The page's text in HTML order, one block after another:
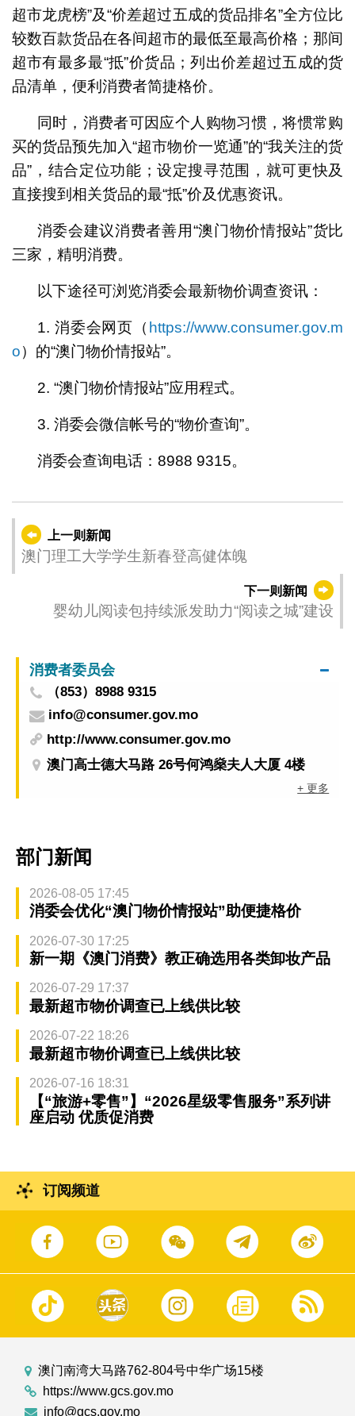
超市龙虎榜”及“价差超过五成的货品排名”全方位比
较数百款货品在各间超市的最低至最高价格；那间
超市有最多最“抵”价货品；列出价差超过五成的货
品清单，便利消费者简捷格价。
同时，消费者可因应个人购物习惯，将惯常购
买的货品预先加入“超市物价一览通”的“我关注的货
品”，结合定位功能；设定搜寻范围，就可更快及
直接搜到相关货品的最“抵”价及优惠资讯。
消委会建议消费者善用“澳门物价情报站”货比
三家，精明消费。
以下途径可浏览消委会最新物价调查资讯：
1. 消委会网页（ https://www.consumer.gov.m
o）的“澳门物价情报站”。
2. “澳门物价情报站”应用程式。
3. 消委会微信帐号的“物价查询”。
消委会查询电话：8988 9315。
上一则新闻
澳门理工大学学生新春登高健体魄
下一则新闻
婴幼儿阅读包持续派发助力“阅读之城”建设
消费者委员会
（853）8988 9315
info@consumer.gov.mo
http://www.consumer.gov.mo
澳门高士德大马路 26号何鸿燊夫人大厦 4楼
+ 更多
部门新闻
2026-08-05 17:45
消委会优化“澳门物价情报站”助便捷格价
2026-07-30 17:25
新一期《澳门消费》教正确选用各类卸妆产品
2026-07-29 17:37
最新超市物价调查已上线供比较
2026-07-22 18:26
最新超市物价调查已上线供比较
2026-07-16 18:31
【“旅游+零售”】“2026星级零售服务”系列讲
座启动 优质促消费
订阅频道
澳门南湾大马路762-804号中华广场15楼
https://www.gcs.gov.mo
info@gcs.gov.mo